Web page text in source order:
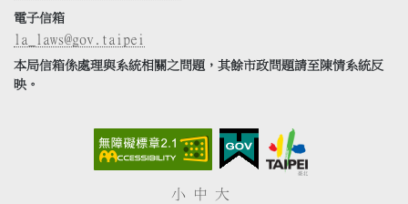
電子信箱
la_laws@gov.taipei
本局信箱係處理與系統相關之問題，其餘市政問題請至陳情系統反
映。
小 中 大